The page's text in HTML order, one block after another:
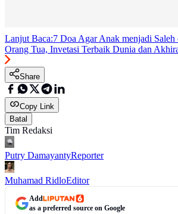
Lanjut Baca:7 Doa Agar Anak menjadi Saleh
Orang Tua, Invetasi Terbaik Dunia dan
Share
Copy Link
Batal
Tim Redaksi
Putry DamayantyReporter
Muhamad RidloEditor
Add
as a preferred source on Google